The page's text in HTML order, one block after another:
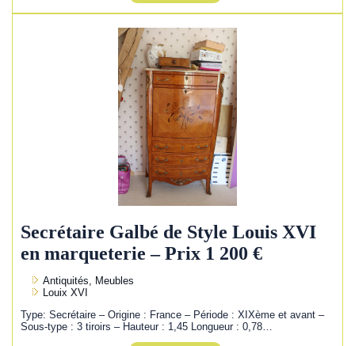
Secrétaire Galbé de Style Louis XVI
en marqueterie – Prix 1 200 €
Antiquités, Meubles
Louix XVI
Type: Secrétaire – Origine : France – Période : XIXème et avant –
Sous-type : 3 tiroirs – Hauteur : 1,45 Longueur : 0,78…